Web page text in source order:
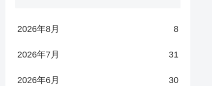
2026年8月 8
2026年7月 31
2026年6月 30